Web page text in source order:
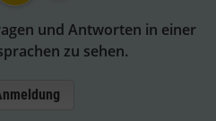
und Antworten in einer
zu sehen.